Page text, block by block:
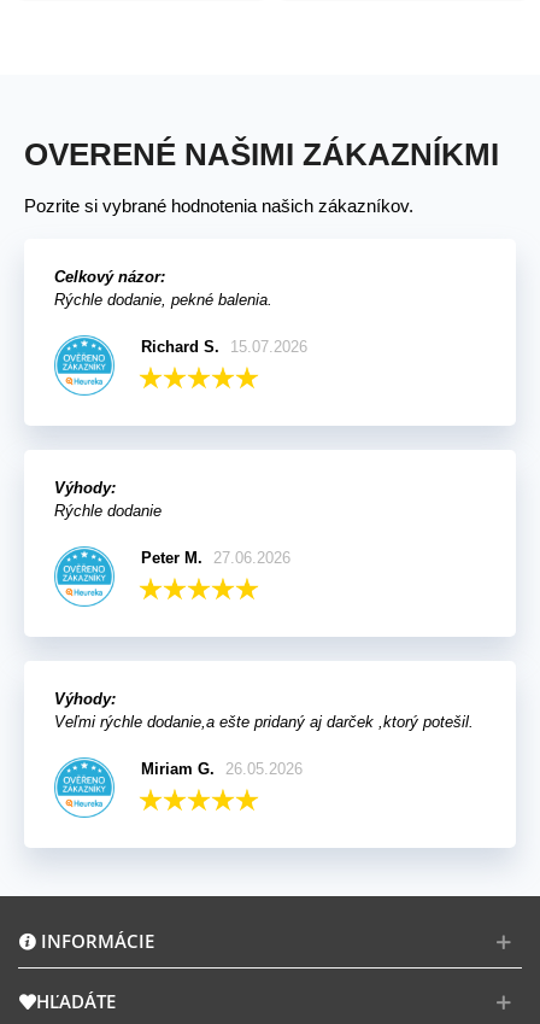
OVERENÉ NAŠIMI ZÁKAZNÍKMI
Pozrite si vybrané hodnotenia našich zákazníkov.
Celkový názor:
Rýchle dodanie, pekné balenia.
Richard S. 15.07.2026
Výhody:
Rýchle dodanie
Peter M. 27.06.2026
Výhody:
Veľmi rýchle dodanie,a ešte pridaný aj darček ,ktorý potešil.
Miriam G. 26.05.2026
INFORMÁCIE
HĽADÁTE